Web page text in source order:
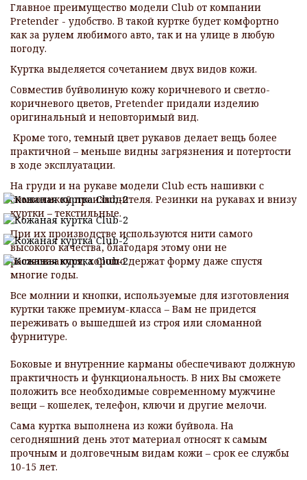
Главное преимущество модели Club от компании
Pretender - удобство. В такой куртке будет комфортно
как за рулем любимого авто, так и на улице в любую
погоду.
Куртка выделяется сочетанием двух видов кожи.
Совместив буйволиную кожу коричневого и светло-
коричневого цветов, Pretender придали изделию
оригинальный и неповторимый вид.
Кроме того, темный цвет рукавов делает вещь более
практичной – меньше видны загрязнения и потертости
в ходе эксплуатации.
На груди и на рукаве модели Club есть нашивки с
символикой производителя. Резинки на рукавах и внизу
куртки – текстильные.
При их производстве используются нити самого
высокого качества, благодаря этому они не
растягиваются, хорошо держат форму даже спустя
многие годы.
Все молнии и кнопки, используемые для изготовления
куртки также премиум-класса – Вам не придется
переживать о вышедшей из строя или сломанной
фурнитуре.
Боковые и внутренние карманы обеспечивают должную
практичность и функциональность. В них Вы сможете
положить все необходимые современному мужчине
вещи – кошелек, телефон, ключи и другие мелочи.
Сама куртка выполнена из кожи буйвола. На
сегодняшний день этот материал относят к самым
прочным и долговечным видам кожи – срок ее службы
10-15 лет.